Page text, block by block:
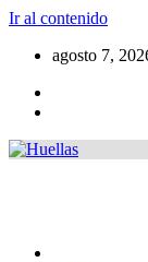
Ir al contenido
agosto 7,